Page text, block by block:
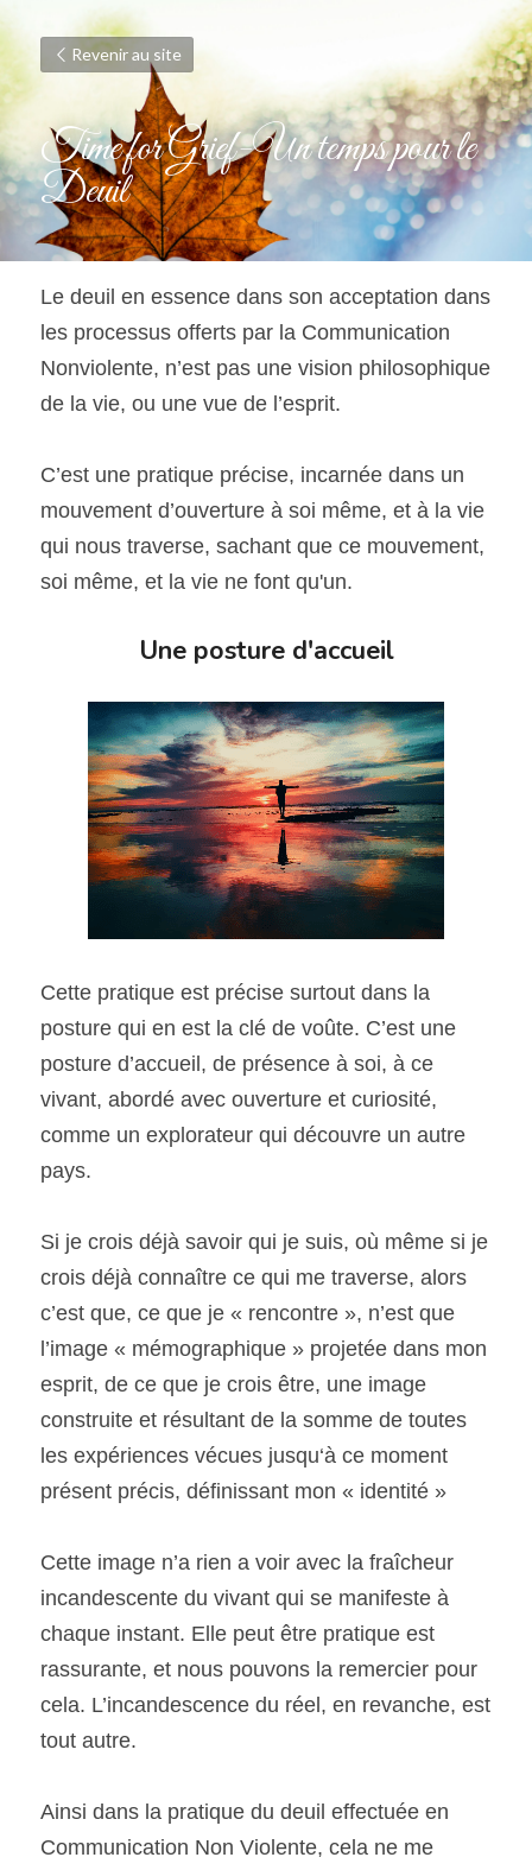
Revenir au site
Time for Grief-Un temps pour le
Deuil
Le deuil en essence dans son acceptation dans
les processus offerts par la Communication
Nonviolente, n’est pas une vision philosophique
de la vie, ou une vue de l’esprit.
C’est une pratique précise, incarnée dans un
mouvement d’ouverture à soi même, et à la vie
qui nous traverse, sachant que ce mouvement,
soi même, et la vie ne font qu'un.
Une posture d'accueil​
Cette pratique est précise surtout dans la
posture qui en est la clé de voûte. C’est une
posture d’accueil, de présence à soi, à ce
vivant, abordé avec ouverture et curiosité,
comme un explorateur qui découvre un autre
pays.
Si je crois déjà savoir qui je suis, où même si je
crois déjà connaître ce qui me traverse, alors
c’est que, ce que je « rencontre », n’est que
l’image « mémographique » projetée dans mon
esprit, de ce que je crois être, une image
construite et résultant de la somme de toutes
les expériences vécues jusqu‘à ce moment
présent précis, définissant mon « identité »
Cette image n’a rien a voir avec la fraîcheur
incandescente du vivant qui se manifeste à
chaque instant. Elle peut être pratique est
rassurante, et nous pouvons la remercier pour
cela. L’incandescence du réel, en revanche, est
tout autre.
Ainsi dans la pratique du deuil effectuée en
Communication Non Violente, cela ne me